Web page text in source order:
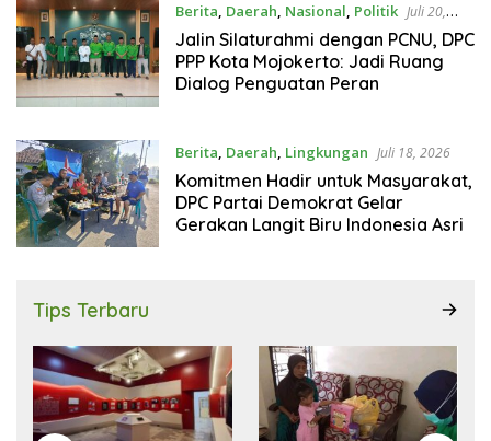
Berita, Daerah, Nasional, Politik Juli 20,
2026
Jalin Silaturahmi dengan PCNU, DPC
PPP Kota Mojokerto: Jadi Ruang
Dialog Penguatan Peran
Berita, Daerah, Lingkungan Juli 18, 2026
Komitmen Hadir untuk Masyarakat,
DPC Partai Demokrat Gelar
Gerakan Langit Biru Indonesia Asri
Tips Terbaru